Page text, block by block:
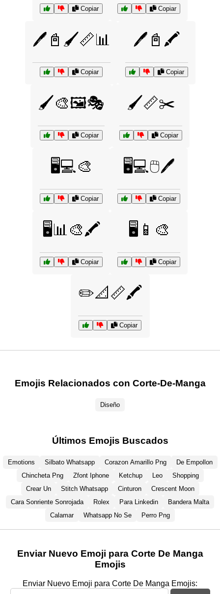
Copiar Copiar
🖊️📓🖌️📏📊
Copiar
🖊️📓🖍️
Copiar
🖌️🎨🖼️🎭
Copiar
🖌️📏✂️
Copiar
🖥️💻🎨
Copiar
🖥️💻🖱️🖊️
Copiar
🖥️📊🎨🖍️
Copiar
🖥️📱🎨
Copiar
✏️📐📏🖍️
Copiar
Emojis Relacionados con Corte-De-Manga
Diseño
Últimos Emojis Buscados
Emotions Silbato Whatsapp Corazon Amarillo Png
De Empollon
Chincheta Png
Zfont Iphone Ketchup Leo
Shopping
Crear Un
Stitch Whatsapp Cinturon
Crescent Moon
Cara Sonriente Sonrojada
Rolex Para Linkedin
Bandera Malta
Calamar
Whatsapp No Se Perro Png
Enviar Nuevo Emoji para Corte De Manga
Emojis
Enviar Nuevo Emoji para Corte De Manga Emojis: